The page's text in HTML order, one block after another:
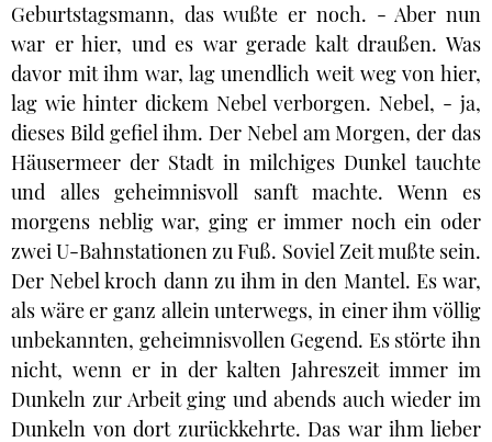
Geburtstagsmann, das wußte er noch. - Aber nun
war er hier, und es war gerade kalt draußen. Was
davor mit ihm war, lag unendlich weit weg von hier,
lag wie hinter dickem Nebel verborgen. Nebel, - ja,
dieses Bild gefiel ihm. Der Nebel am Morgen, der das
Häusermeer der Stadt in milchiges Dunkel tauchte
und alles geheimnisvoll sanft machte. Wenn es
morgens neblig war, ging er immer noch ein oder
zwei U-Bahnstationen zu Fuß. Soviel Zeit mußte sein.
Der Nebel kroch dann zu ihm in den Mantel. Es war,
als wäre er ganz allein unterwegs, in einer ihm völlig
unbekannten, geheimnisvollen Gegend. Es störte ihn
nicht, wenn er in der kalten Jahreszeit immer im
Dunkeln zur Arbeit ging und abends auch wieder im
Dunkeln von dort zurückkehrte. Das war ihm lieber